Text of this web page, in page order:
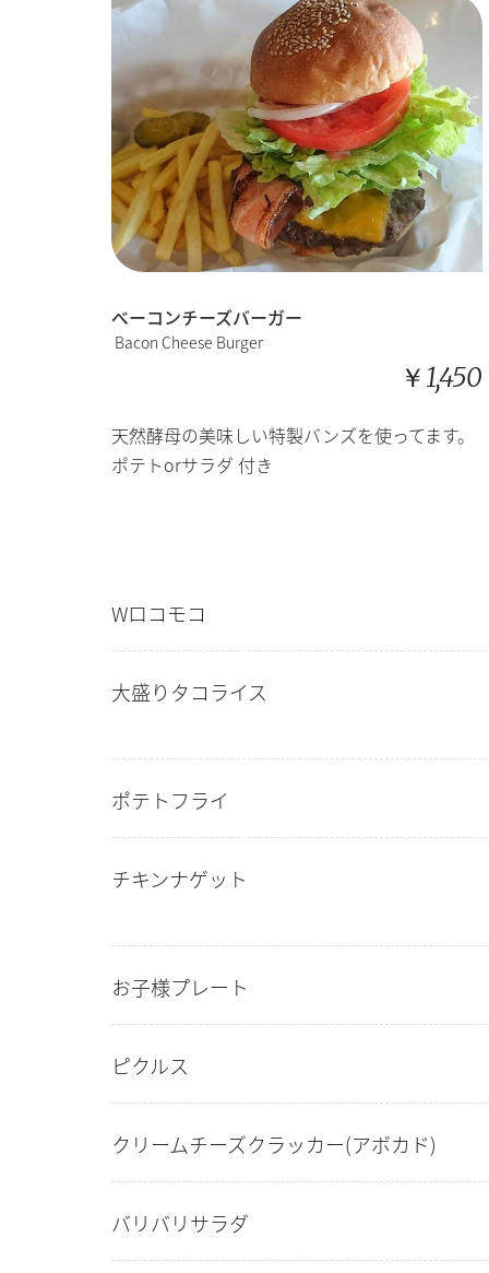
ベーコンチーズバーガー
Bacon Cheese Burger
￥1,450
天然酵母の美味しい特製バンズを使ってます。
ポテトorサラダ 付き
Wロコモコ
大盛りタコライス
ポテトフライ
チキンナゲット
お子様プレート
ピクルス
クリームチーズクラッカー(アボカド)
バリバリサラダ